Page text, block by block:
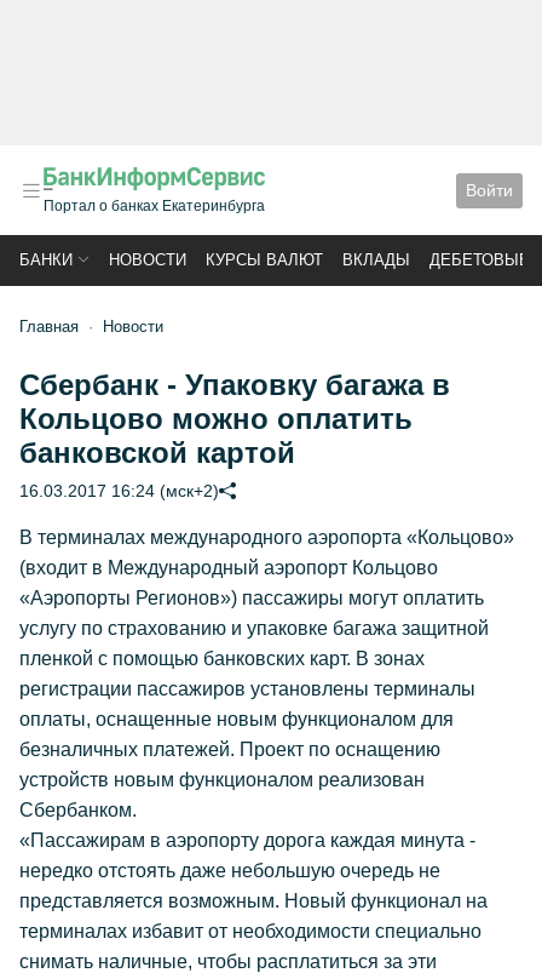
Портал о банках Екатеринбурга
Войти
БАНКИ НОВОСТИ КУРСЫ ВАЛЮТ ВКЛАДЫ ДЕБЕТОВЫЕ
Главная Новости
Сбербанк - Упаковку багажа в
Кольцово можно оплатить
банковской картой
16.03.2017 16:24 (мск+2)
В терминалах международного аэропорта «Кольцово»
(входит в Международный аэропорт Кольцово
«Аэропорты Регионов») пассажиры могут оплатить
услугу по страхованию и упаковке багажа защитной
пленкой с помощью банковских карт. В зонах
регистрации пассажиров установлены терминалы
оплаты, оснащенные новым функционалом для
безналичных платежей. Проект по оснащению
устройств новым функционалом реализован
Сбербанком.
«Пассажирам в аэропорту дорога каждая минута -
нередко отстоять даже небольшую очередь не
представляется возможным. Новый функционал на
терминалах избавит от необходимости специально
снимать наличные, чтобы расплатиться за эти